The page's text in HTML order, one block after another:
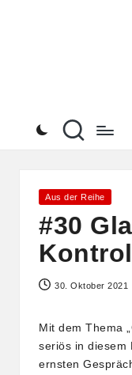
Posted
Aus der Reihe
#30
30. Oktober 2021
Mit dem Thema
seriös in diesem
ernsten